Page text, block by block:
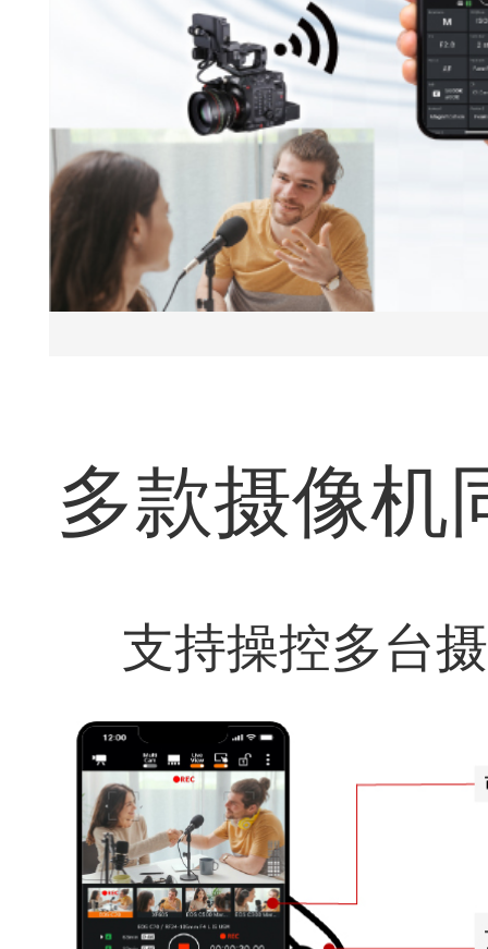
* 以XF605为例，本应用适配的其他机型也可作为摄像机
AP讲行连接。
摄像机多功能控制与状态
设置
实现简单直观的摄像机设置